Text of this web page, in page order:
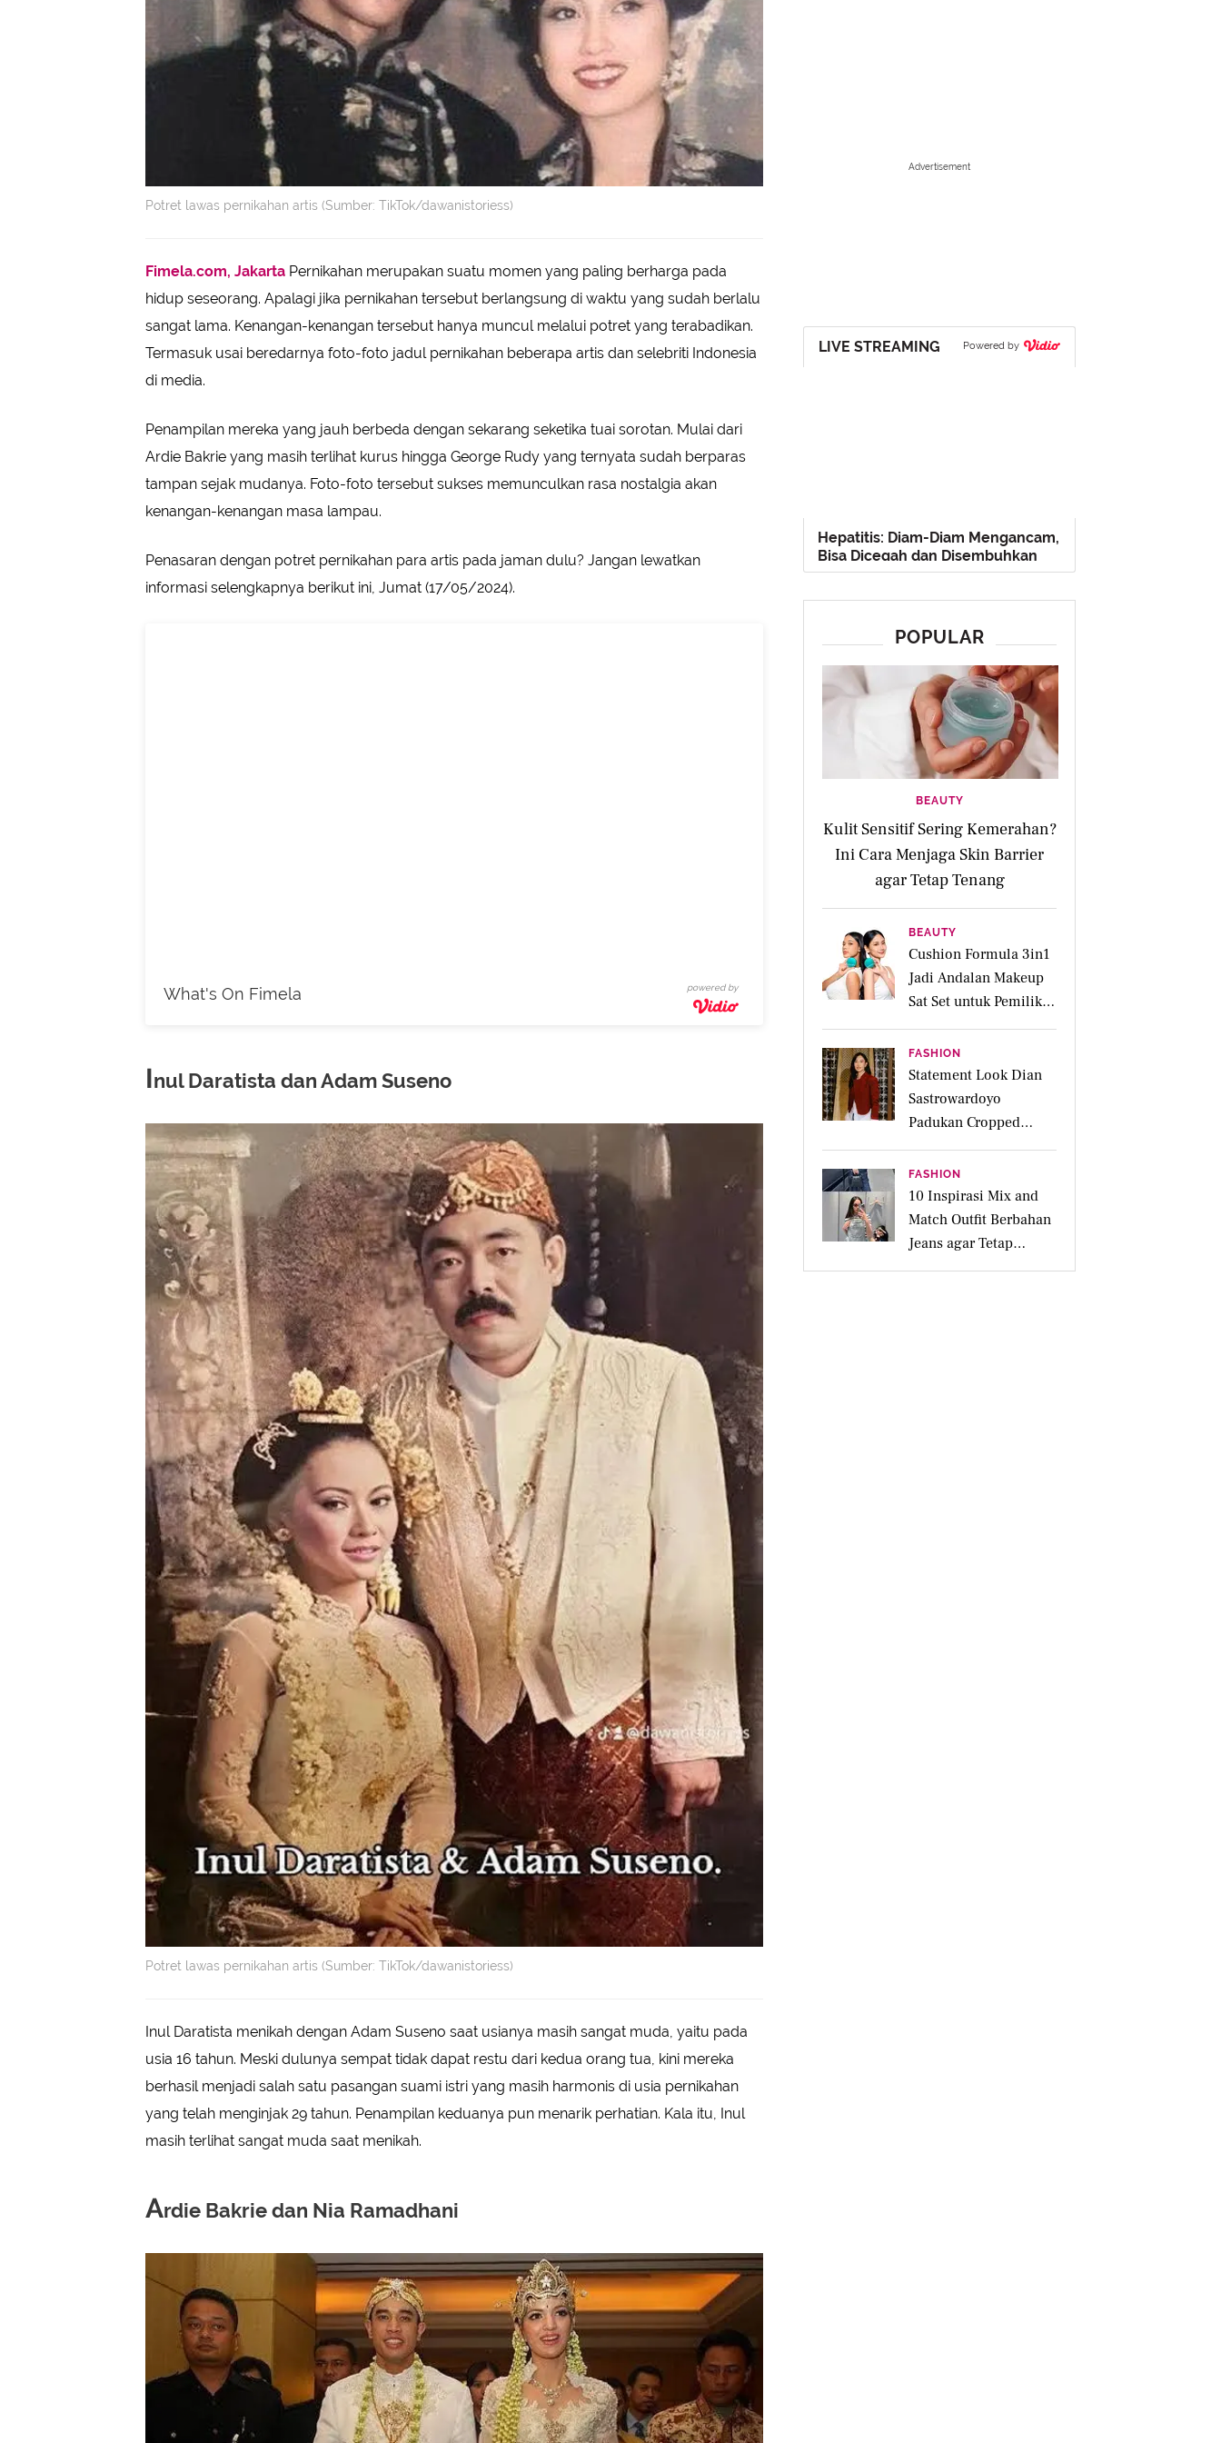
Potret lawas pernikahan artis (Sumber: TikTok/dawanistoriess)
Fimela.com, Jakarta Pernikahan merupakan suatu momen yang paling berharga pada
hidup seseorang. Apalagi jika pernikahan tersebut berlangsung di waktu yang sudah berlalu
sangat lama. Kenangan-kenangan tersebut hanya muncul melalui potret yang terabadikan.
Termasuk usai beredarnya foto-foto jadul pernikahan beberapa artis dan selebriti Indonesia
di media.
Penampilan mereka yang jauh berbeda dengan sekarang seketika tuai sorotan. Mulai dari
Ardie Bakrie yang masih terlihat kurus hingga George Rudy yang ternyata sudah berparas
tampan sejak mudanya. Foto-foto tersebut sukses memunculkan rasa nostalgia akan
kenangan-kenangan masa lampau.
Penasaran dengan potret pernikahan para artis pada jaman dulu? Jangan lewatkan
informasi selengkapnya berikut ini, Jumat (17/05/2024).
What's On Fimela powered by
Inul Daratista dan Adam Suseno
Potret lawas pernikahan artis (Sumber: TikTok/dawanistoriess)
Inul Daratista menikah dengan Adam Suseno saat usianya masih sangat muda, yaitu pada
usia 16 tahun. Meski dulunya sempat tidak dapat restu dari kedua orang tua, kini mereka
berhasil menjadi salah satu pasangan suami istri yang masih harmonis di usia pernikahan
yang telah menginjak 29 tahun. Penampilan keduanya pun menarik perhatian. Kala itu, Inul
masih terlihat sangat muda saat menikah.
Ardie Bakrie dan Nia Ramadhani
Advertisement
LIVE STREAMING Powered by
Hepatitis: Diam-Diam Mengancam,
Bisa Dicegah dan Disembuhkan
POPULAR
BEAUTY
Kulit Sensitif Sering Kemerahan?
Ini Cara Menjaga Skin Barrier
agar Tetap Tenang
BEAUTY
Cushion Formula 3in1
Jadi Andalan Makeup
Sat Set untuk Pemilik
Kulit Acne Prone
FASHION
Statement Look Dian
Sastrowardoyo
Padukan Cropped
Beskap dan Ripped
Jeans, Hadirkan Pesona
Kartini yang Edgy
FASHION
10 Inspirasi Mix and
Match Outfit Berbahan
Jeans agar Tetap
Tampil Stylish